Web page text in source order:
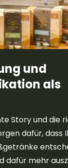
und
als
Story und die
dafür, dass
dafür mehr